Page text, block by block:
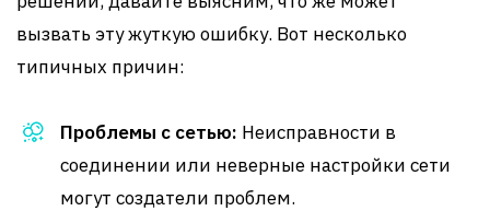
вызвать эту жуткую ошибку. Вот несколько
типичных причин:
Проблемы с сетью: Неисправности в
соединении или неверные настройки сети
могут создатели проблем.